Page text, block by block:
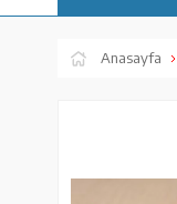
Anasayfa